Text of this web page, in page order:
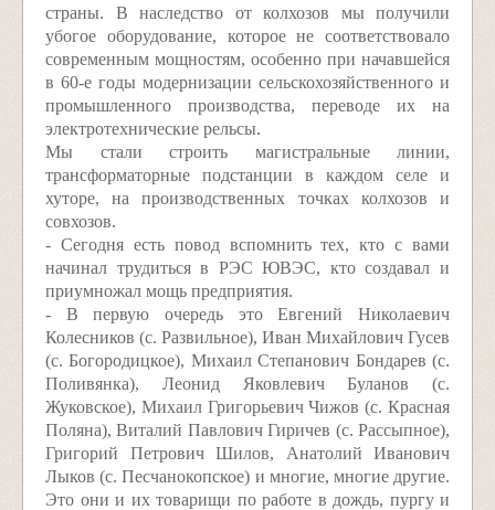
страны. В наследство от колхозов мы получили
убогое оборудование, которое не соответствовало
современным мощностям, особенно при начавшейся
в 60-е годы модернизации сельскохозяйственного и
промышленного производства, переводе их на
электротехнические рельсы.
Мы стали строить магистральные линии,
трансформаторные подстанции в каждом селе и
хуторе, на производственных точках колхозов и
совхозов.
- Сегодня есть повод вспомнить тех, кто с вами
начинал трудиться в РЭС ЮВЭС, кто создавал и
приумножал мощь предприятия.
- В первую очередь это Евгений Николаевич
Колесников (с. Развильное), Иван Михайлович Гусев
(с. Богородицкое), Михаил Степанович Бондарев (с.
Поливянка), Леонид Яковлевич Буланов (с.
Жуковское), Михаил Григорьевич Чижов (с. Красная
Поляна), Виталий Павлович Гиричев (с. Рассыпное),
Григорий Петрович Шилов, Анатолий Иванович
Лыков (с. Песчанокопское) и многие, многие другие.
Это они и их товарищи по работе в дождь, пургу и